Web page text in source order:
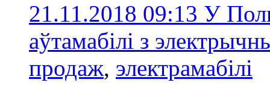
21.11.2018 09:13 У
аўтамабілі з
продаж, электрамабілi